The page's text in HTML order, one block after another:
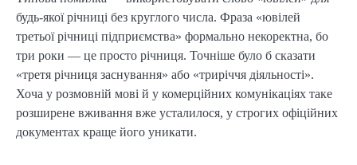
будь-якої річниці без круглого числа. Фраза «ювілей
третьої річниці підприємства» формально некоректна, бо
три роки — це просто річниця. Точніше було б сказати
«третя річниця заснування» або «триріччя діяльності».
Хоча у розмовній мові й у комерційних комунікаціях таке
розширене вживання вже усталилося, у строгих офіційних
документах краще його уникати.